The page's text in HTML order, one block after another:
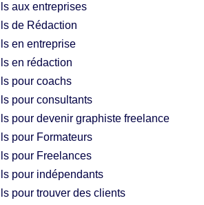
aux entreprises
de Rédaction
en entreprise
en rédaction
pour coachs
pour consultants
pour devenir graphiste freelance
pour Formateurs
pour Freelances
pour indépendants
pour trouver des clients